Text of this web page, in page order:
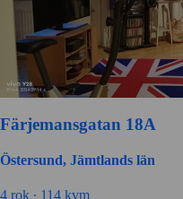
Färjemansgatan 18A
Östersund, Jämtlands län
4 rok ∙ 114 kvm